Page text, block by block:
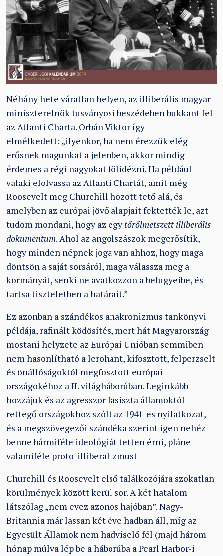
Néhány hete váratlan helyen, az illiberális magyar
miniszterelnöktusványosi beszédebenbukkant fel
az Atlanti Charta. Orbán Viktor így
elmélkedett: „ilyenkor, ha nem érezzük elég
erősnek magunkat a jelenben, akkor mindig
érdemes a régi nagyokat fölidézni. Ha például
valaki elolvassa az Atlanti Chartát, amit még
Roosevelt meg Churchill hozott tető alá, és
amelyben az európai jövő alapjait fektették le, azt
tudom mondani, hogy az egy tőrőlmetszett illiberális
dokumentum. Ahol az angolszászok megerősítik,
hogy minden népnek joga van ahhoz, hogy maga
döntsön a saját sorsáról, maga válassza meg a
kormányát, senki ne avatkozzon a belügyeibe, és
tartsa tiszteletben a határait.”
Ez azonban a szándékos anakronizmus tankönyvi
példája, rafinált ködösítés, mert hát Magyarország
mostani helyzete az Európai Unióban semmiben
nem hasonlítható a lerohant, kifosztott, felperzselt
és önállóságoktól megfosztott európai
országokéhoz a II. világháborúban. Leginkább
hozzájuk és az agresszor fasiszta államoktól
rettegő országokhoz szólt az 1941-es nyilatkozat,
és a megszövegezői szándéka szerint igen nehéz
benne bármiféle ideológiát tetten érni, pláne
valamiféle proto-illiberalizmust
Churchill és Roosevelt első találkozójára szokatlan
körülmények között kerül sor. A két hatalom
látszólag „nem evez azonos hajóban”. Nagy-
Britannia már lassan két éve hadban áll, míg az
Egyesült Államok nem hadviselő fél (majd három
hónap múlva lép be a háborúba a Pearl Harbor-i